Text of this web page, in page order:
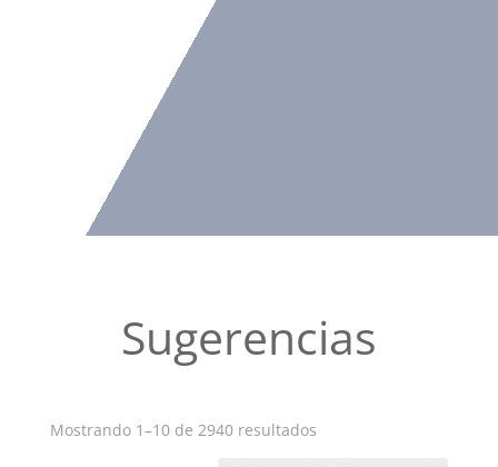
Sugerencias
Mostrando 1–10 de 2940 resultadosOrdenado